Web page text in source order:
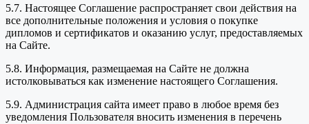
5.7. Настоящее Соглашение распространяет свои действия на
все дополнительные положения и условия о покупке
дипломов и сертификатов и оказанию услуг, предоставляемых
на Сайте.
5.8. Информация, размещаемая на Сайте не должна
истолковываться как изменение настоящего Соглашения.
5.9. Администрация сайта имеет право в любое время без
уведомления Пользователя вносить изменения в перечень